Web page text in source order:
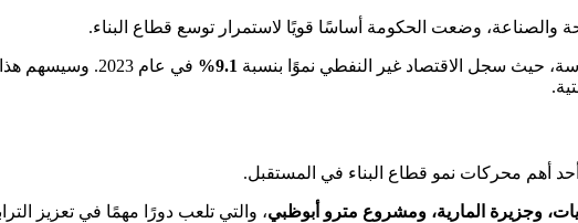
والصناعة، وضعت الحكومة أساسًا قويًا لاستمرار توسع قطاع البناء.
حيث سجل الاقتصاد غير النفطي نموًا بنسبة 9.1%
في عام 2023.
أحد أهم محركات نمو قطاع البناء في المستقبل.
وجزيرة المارية، ومشروع مترو أبوظبي، والتي تلعب دورًا مهمًا في تعزيز